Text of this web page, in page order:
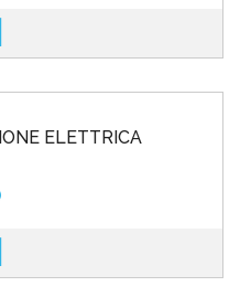
ELETTRICA